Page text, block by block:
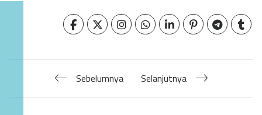
Sebelumnya Selanjutnya